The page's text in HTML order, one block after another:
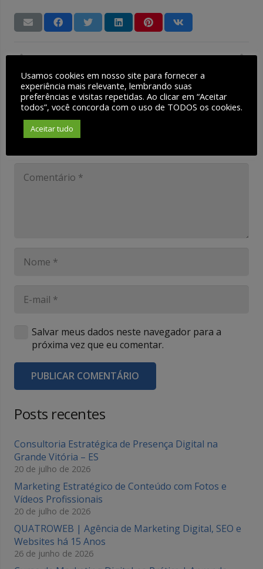
Deixe um comentário
O seu endereço de e-mail não será publicado.
Salvar meus dados neste navegador para a
próxima vez que eu comentar.
PUBLICAR COMENTÁRIO
Posts recentes
Consultoria Estratégica de Presença Digital na
Grande Vitória – ES
20 de julho de 2026
Marketing Estratégico de Conteúdo com Fotos e
Vídeos Profissionais
20 de julho de 2026
QUATROWEB | Agência de Marketing Digital, SEO e
Websites há 15 Anos
26 de junho de 2026
Usamos cookies em nosso site para fornecer a
experiência mais relevante, lembrando suas
preferências e visitas repetidas. Ao clicar em “Aceitar
todos”, você concorda com o uso de TODOS os cookies.
Aceitar tudo